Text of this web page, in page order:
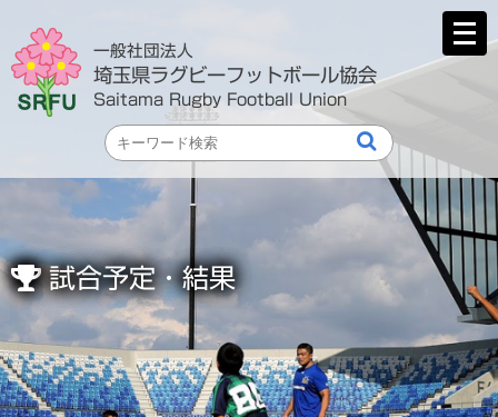
一般社団法人
埼玉県ラグビーフットボール協会
Saitama Rugby Football Union
メ
ニ
く
試合予定・結果